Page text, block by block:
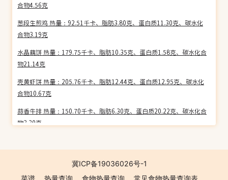
合物4.56克
葱段生煎鸡 热量：92.51千卡、脂肪3.80克、蛋白质11.30克、碳水化
合物3.19克
水晶藕饼 热量：179.75千卡、脂肪10.35克、蛋白质1.58克、碳水化合
物21.14克
壳黄虾饼 热量：205.76千卡、脂肪12.44克、蛋白质12.95克、碳水化
合物10.67克
蒜香牛排 热量：150.70千卡、脂肪6.30克、蛋白质20.22克、碳水化合
物3.30克
物3.66克
牛奶面衣饼 热量：306.03千卡、脂肪10.73克、蛋白质4.32克、碳水化
冀ICP备19036026号-1